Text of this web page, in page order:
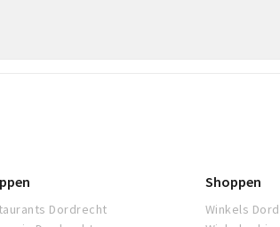
Dordrecht
Shoppen
Winkels